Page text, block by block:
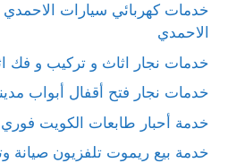
خدمات كهربائي سيارات الاحمدي
الاحمدي
خدمات نجار اثاث و تركيب و فك
خدمات نجار فتح أقفال أبواب
خدمة أحبار طابعات الكويت فوري
خدمة بيع ريموت تلفزيون صيانة